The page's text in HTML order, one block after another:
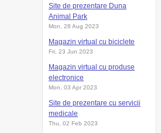
Site de prezentare Duna
Animal Park
Mon, 28 Aug 2023
Magazin virtual cu biciclete
Fri, 23 Jun 2023
Magazin virtual cu produse
electronice
Mon, 03 Apr 2023
Site de prezentare cu servicii
medicale
Thu, 02 Feb 2023